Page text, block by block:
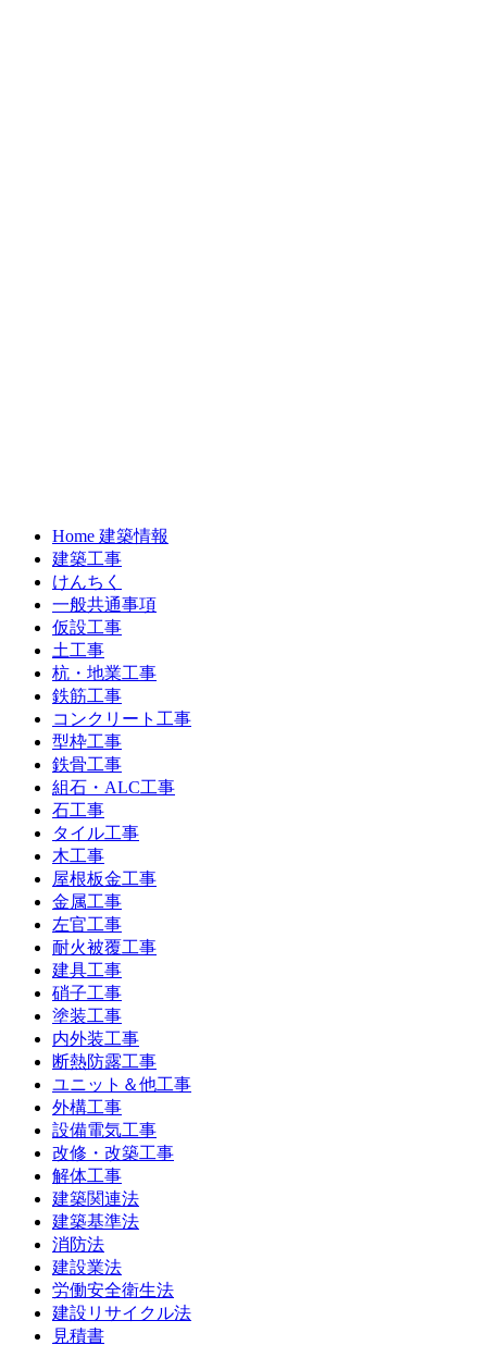
Home 建築情報
建築工事
けんちく
一般共通事項
仮設工事
土工事
杭・地業工事
鉄筋工事
コンクリート工事
型枠工事
鉄骨工事
組石・ALC工事
石工事
タイル工事
木工事
屋根板金工事
金属工事
左官工事
耐火被覆工事
建具工事
硝子工事
塗装工事
内外装工事
断熱防露工事
ユニット＆他工事
外構工事
設備電気工事
改修・改築工事
解体工事
建築関連法
建築基準法
消防法
建設業法
労働安全衛生法
建設リサイクル法
見積書